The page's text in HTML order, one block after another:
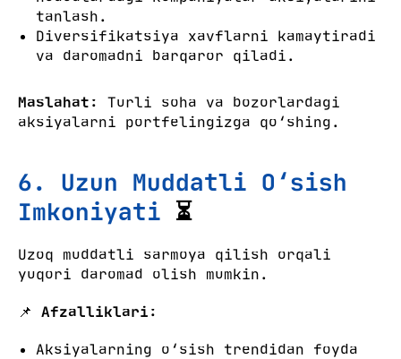
tanlash.
Diversifikatsiya xavflarni kamaytiradi
va daromadni barqaror qiladi.
Maslahat:
Turli soha va bozorlardagi
aksiyalarni portfelingizga qo‘shing.
6. Uzun Muddatli O‘sish
Imkoniyati ⏳
Uzoq muddatli sarmoya qilish orqali
yuqori daromad olish mumkin.
📌 Afzalliklari:
Aksiyalarning o‘sish trendidan foyda